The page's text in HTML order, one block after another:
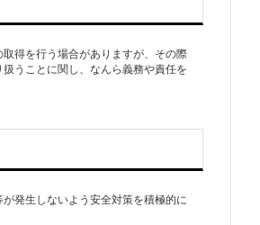
得を行う場合がありますが、その際
うことに関し、なんら義務や責任を
発生しないよう安全対策を積極的に